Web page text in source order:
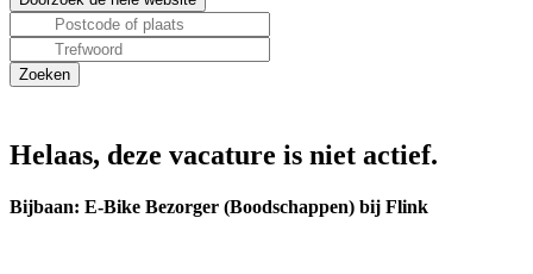
Helaas, deze vacature is niet actief.
Bijbaan: E-Bike Bezorger (Boodschappen) bij Flink